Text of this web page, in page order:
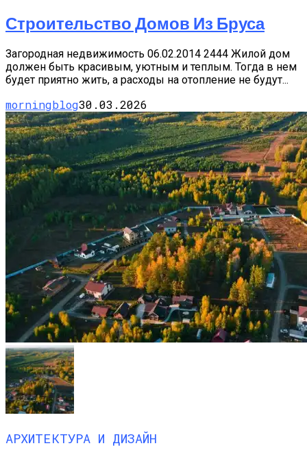
Строительство Домов Из Бруса
Загородная недвижимость 06.02.2014 2444 Жилой дом
должен быть красивым, уютным и теплым. Тогда в нем
будет приятно жить, а расходы на отопление не будут...
morningblog30.03.2026
АРХИТЕКТУРА И ДИЗАЙН